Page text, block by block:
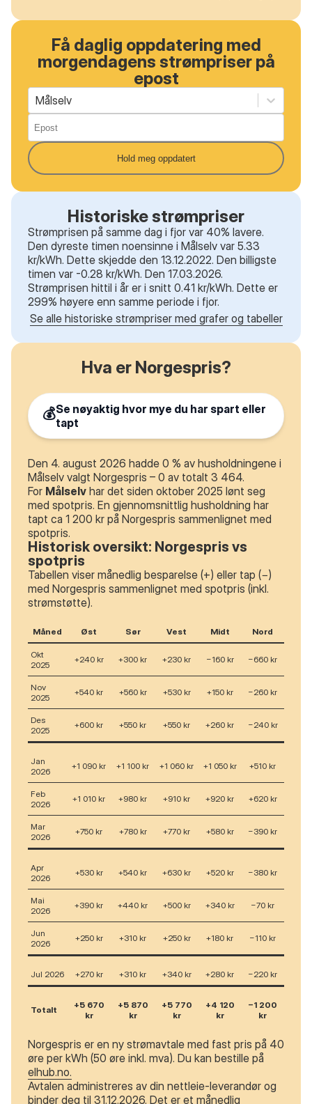
Få daglig oppdatering med
morgendagens strømpriser på
epost
Målselv
Hold meg oppdatert
Historiske strømpriser
Strømprisen på samme dag i fjor var 40% lavere.
Den dyreste timen noensinne i Målselv var 5.33
kr/kWh. Dette skjedde den 13.12.2022. Den billigste
timen var -0.28 kr/kWh. Den 17.03.2026.
Strømprisen hittil i år er i snitt 0.41 kr/kWh. Dette er
299% høyere enn samme periode i fjor.
Se alle historiske strømpriser med grafer og tabeller
Hva er Norgespris?
💰Se nøyaktig hvor mye du har spart eller
tapt
Den 4. august 2026 hadde 0 % av husholdningene i
Målselv valgt Norgespris – 0 av totalt 3 464.
For Målselv har det siden oktober 2025 lønt seg
med spotpris. En gjennomsnittlig husholdning har
tapt ca 1 200 kr på Norgespris sammenlignet med
spotpris.
Historisk oversikt: Norgespris vs
spotpris
Tabellen viser månedlig besparelse (+) eller tap (−)
med Norgespris sammenlignet med spotpris (inkl.
strømstøtte).
Måned Øst Sør Vest Midt Nord
Okt
2025
+240 kr +300 kr +230 kr −160 kr −660 kr
Nov
2025
+540 kr +560 kr +530 kr +150 kr −260 kr
Des
2025
+600 kr +550 kr +550 kr +260 kr −240 kr
Jan
2026
+1 090 kr +1 100 kr +1 060 kr +1 050 kr +510 kr
Feb
2026
+1 010 kr +980 kr +910 kr +920 kr +620 kr
Mar
2026
+750 kr +780 kr +770 kr +580 kr −390 kr
Apr
2026
+530 kr +540 kr +630 kr +520 kr −380 kr
Mai
2026
+390 kr +440 kr +500 kr +340 kr −70 kr
Jun
2026
+250 kr +310 kr +250 kr +180 kr −110 kr
Jul 2026 +270 kr +310 kr +340 kr +280 kr −220 kr
Totalt
+5 670
kr
+5 870
kr
+5 770
kr
+4 120
kr
−1 200
kr
Norgespris er en ny strømavtale med fast pris på 40
øre per kWh (50 øre inkl. mva). Du kan bestille på
elhub.no.
Avtalen administreres av din nettleie-leverandør og
binder deg til 31.12.2026. Det er et månedlig